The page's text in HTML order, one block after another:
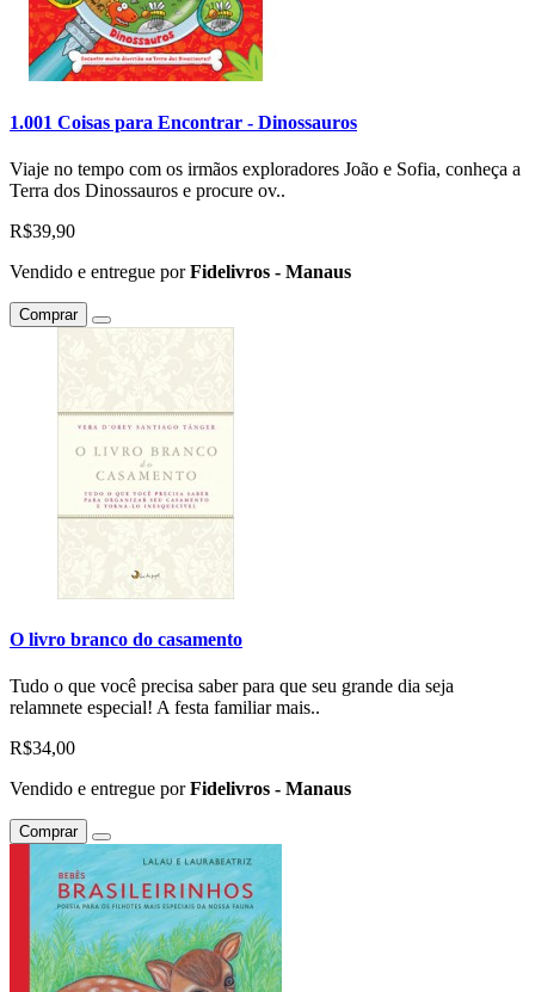
1.001 Coisas para Encontrar - Dinossauros
Viaje no tempo com os irmãos exploradores João e Sofia, conheça a
Terra dos Dinossauros e procure ov..
R$39,90
Vendido e entregue porFidelivros - Manaus
Comprar
O livro branco do casamento
Tudo o que você precisa saber para que seu grande dia seja
relamnete especial! A festa familiar mais..
R$34,00
Vendido e entregue porFidelivros - Manaus
Comprar